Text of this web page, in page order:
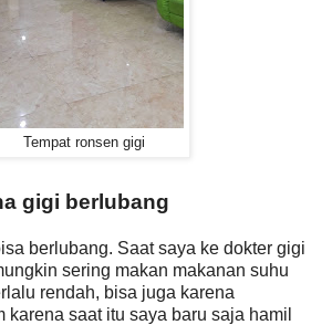
Tempat ronsen gigi
gigi berlubang
berlubang. Saat saya ke dokter gigi
sering makan makanan suhu
rendah, bisa juga karena
karena saat itu saya baru saja hamil